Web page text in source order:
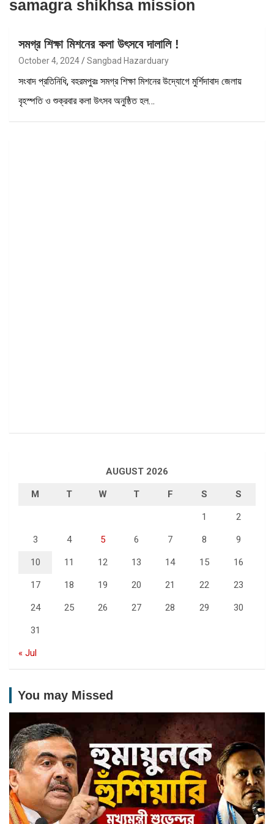
samagra shikhsa mission
সমগ্র শিক্ষা মিশনের কলা উৎসবে দালালি !
October 4, 2024 Sangbad Hazarduary
সংবাদ প্রতিনিধি, বহরমপুরঃ সমগ্র শিক্ষা মিশনের উদ্যোগে মুর্শিদাবাদ জেলায়
বৃহস্পতি ও শুক্রবার কলা উৎসব অনুষ্ঠিত হল…
AUGUST 2026
M T W T F S S
1 2
3 4 5 6 7 8 9
10 11 12 13 14 15 16
17 18 19 20 21 22 23
24 25 26 27 28 29 30
31
« Jul
You may Missed